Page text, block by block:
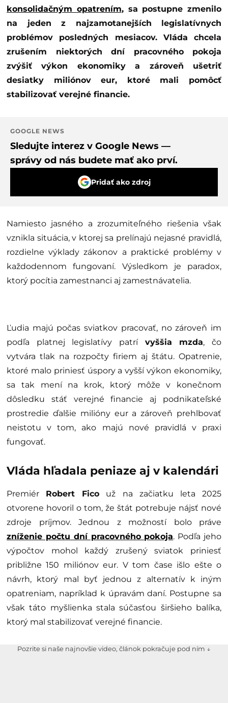
konsolidačným opatrením, sa postupne zmenilo
na jeden z najzamotanejších legislatívnych
problémov posledných mesiacov. Vláda chcela
zrušením niektorých dní pracovného pokoja
zvýšiť výkon ekonomiky a zároveň ušetriť
desiatky miliónov eur, ktoré mali pomôcť
stabilizovať verejné financie.
GOOGLE NEWS
Sledujte interez v Google News —
správy od nás budete mať ako prví.
Pridať ako zdroj
Namiesto jasného a zrozumiteľného riešenia však
vznikla situácia, v ktorej sa prelínajú nejasné pravidlá,
rozdielne výklady zákonov a praktické problémy v
každodennom fungovaní. Výsledkom je paradox,
ktorý pocítia zamestnanci aj zamestnávatelia.
Ľudia majú počas sviatkov pracovať, no zároveň im
podľa platnej legislatívy patrí vyššia mzda, čo
vytvára tlak na rozpočty firiem aj štátu. Opatrenie,
ktoré malo priniesť úspory a vyšší výkon ekonomiky,
sa tak mení na krok, ktorý môže v konečnom
dôsledku stáť verejné financie aj podnikateľské
prostredie ďalšie milióny eur a zároveň prehlbovať
neistotu v tom, ako majú nové pravidlá v praxi
fungovať.
Vláda hľadala peniaze aj v kalendári
Premiér Robert Fico už na začiatku leta 2025
otvorene hovoril o tom, že štát potrebuje nájsť nové
zdroje príjmov. Jednou z možností bolo práve
zníženie počtu dní pracovného pokoja. Podľa jeho
výpočtov mohol každý zrušený sviatok priniesť
približne 150 miliónov eur. V tom čase išlo ešte o
návrh, ktorý mal byť jednou z alternatív k iným
opatreniam, napríklad k úpravám daní. Postupne sa
však táto myšlienka stala súčasťou širšieho balíka,
ktorý mal stabilizovať verejné financie.
Pozrite si naše najnovšie video, článok pokračuje pod ním ↓